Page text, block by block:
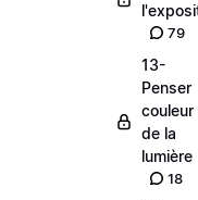
79
13-
Penser
couleur
de la
lumière
18